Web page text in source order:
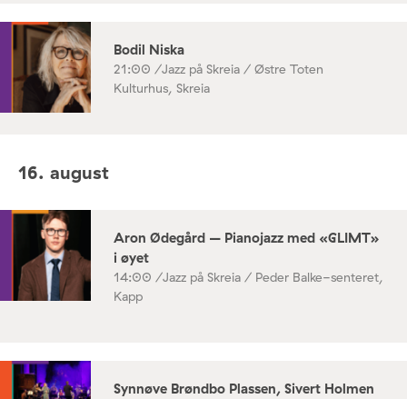
Bodil Niska
21:00 /Jazz på Skreia / Østre Toten
Kulturhus, Skreia
16. august
Aron Ødegård – Pianojazz med «GLIMT»
i øyet
14:00 /Jazz på Skreia / Peder Balke-senteret,
Kapp
Synnøve Brøndbo Plassen, Sivert Holmen